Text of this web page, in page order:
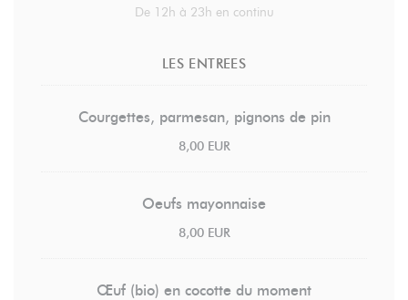
De 12h à 23h en continu
LES ENTREES
Courgettes, parmesan, pignons de pin
8,00 EUR
Oeufs mayonnaise
8,00 EUR
Œuf (bio) en cocotte du moment